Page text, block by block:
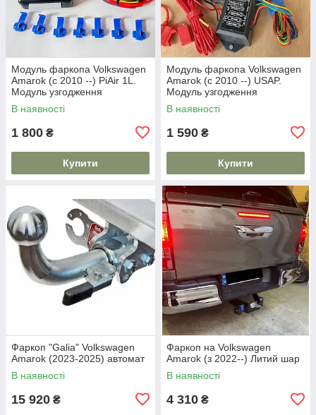
Модуль фаркопа Volkswagen
Amarok (c 2010 --) PiAir 1L.
Модуль узгодження
В наявності
1 800 ₴
Купити
Модуль фаркопа Volkswagen
Amarok (c 2010 --) USAP.
Модуль узгодження
В наявності
1 590 ₴
Купити
Фаркоп "Galia" Volkswagen
Amarok (2023-2025) автомат
В наявності
15 920 ₴
Фаркоп на Volkswagen
Amarok (з 2022--) Литий шар
В наявності
4 310 ₴